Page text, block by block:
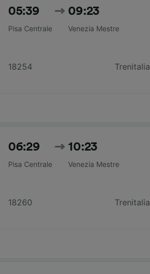
05:39
Pisa Centrale
09:23
Venezia Mestre
18254 Trenitalia
06:29
Pisa Centrale
10:23
Venezia Mestre
18260 Trenitalia